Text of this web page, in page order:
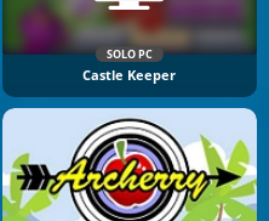
SOLO PC
Castle Keeper